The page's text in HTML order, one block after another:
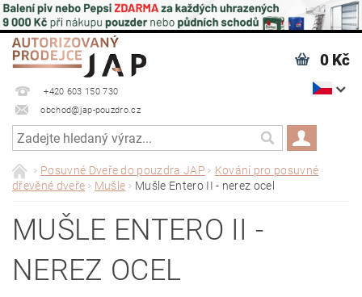
+420 603 150 730
obchod@jap-pouzdro.cz
0 Kč
Posuvné Dveře do pouzdra JAP
Kování pro posuvné
dřevěné dveře
Mušle Mušle Entero II - nerez ocel
MUŠLE ENTERO II -
NEREZ OCEL